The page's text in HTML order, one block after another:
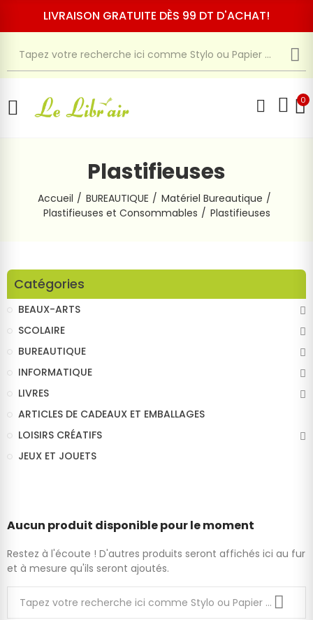
LIVRAISON GRATUITE DÈS 99 DT D'ACHAT!
0
Plastifieuses
Accueil BUREAUTIQUE
Matériel Bureautique
Plastifieuses et Consommables
Plastifieuses
Aucun produit disponible pour le moment
Restez à l'écoute ! D'autres produits seront affichés ici au fur
et à mesure qu'ils seront ajoutés.
Catégories
BEAUX-ARTS
SCOLAIRE
BUREAUTIQUE
INFORMATIQUE
LIVRES
ARTICLES DE CADEAUX ET EMBALLAGES
LOISIRS CRÉATIFS
JEUX ET JOUETS